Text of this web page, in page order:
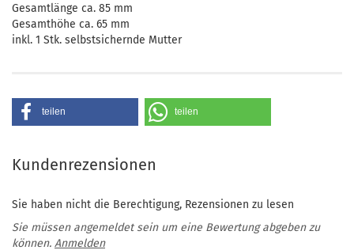
Gesamtlänge ca. 85 mm
Gesamthöhe ca. 65 mm
inkl. 1 Stk. selbstsichernde Mutter
teilen teilen
Kundenrezensionen
Sie haben nicht die Berechtigung, Rezensionen zu lesen
Sie müssen angemeldet sein um eine Bewertung abgeben zu
können. Anmelden